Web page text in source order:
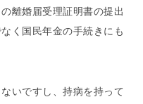
離婚届受理証明書の提出
く国民年金の手続きにも
いですし、持病を持って